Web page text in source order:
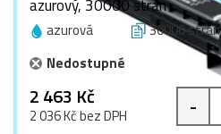
azurový, 30000 stran
azurová 30000 stran
Nedostupné
2 463 Kč
2 036 Kč bez DPH -